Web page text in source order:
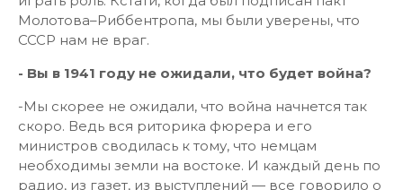
Молотова–Риббентропа, мы были уверены, что
СССР нам не враг.
- Вы в 1941 году не ожидали, что будет война?
-Мы скорее не ожидали, что война начнется так
скоро. Ведь вся риторика фюрера и его
министров сводилась к тому, что немцам
необходимы земли на востоке. И каждый день по
радио, из газет, из выступлений — все говорило о